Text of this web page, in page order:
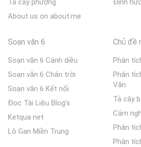
Tả cây phượng
About us on about.me
Định
Soạn văn 6
Soạn văn 6 Cánh diều
Soạn văn 6 Chân trời
Soạn văn 6 Kết nối
Đọc Tài Liệu Blog's
Ketqua net
Lô Gan Miền Trung
Chủ đề
Phân
Phân
Văn
Tả cây
Cảm
Phân
Phân